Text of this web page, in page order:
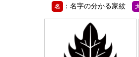
名 ：名字の分かる家紋